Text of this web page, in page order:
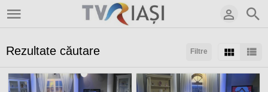
Filtre
Rezultate căutare
Sortaţi după:
Arată:
Rezultate/pagină: